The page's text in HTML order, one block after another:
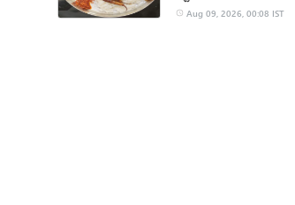
Aug 09, 2026, 00:08 IST